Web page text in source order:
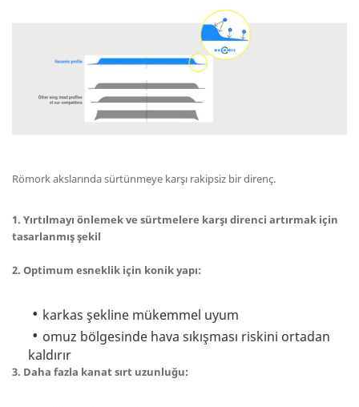
Römork akslarında sürtünmeye karşı rakipsiz bir direnç.
1. Yırtılmayı önlemek ve sürtmelere karşı direnci artırmak için
tasarlanmış şekil
2. Optimum esneklik için konik yapı:
karkas şekline mükemmel uyum
omuz bölgesinde hava sıkışması riskini ortadan
kaldırır
3. Daha fazla kanat sırt uzunluğu: